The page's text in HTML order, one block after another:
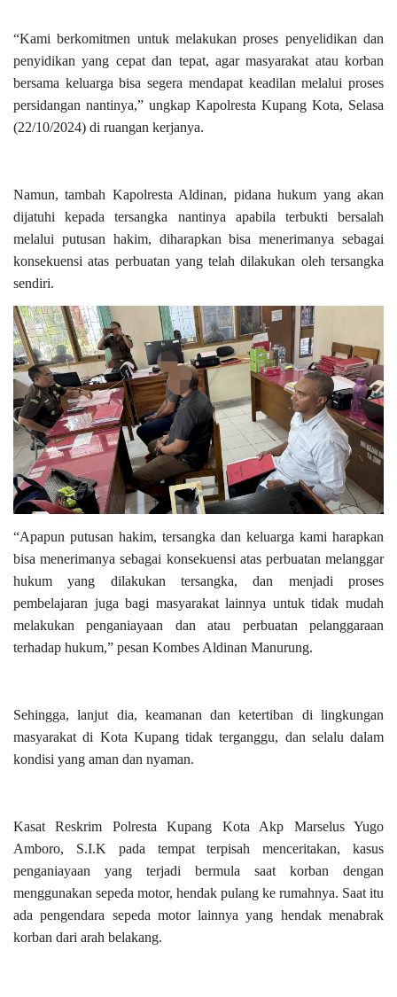
“Kami berkomitmen untuk melakukan proses penyelidikan dan
penyidikan yang cepat dan tepat, agar masyarakat atau korban
bersama keluarga bisa segera mendapat keadilan melalui proses
persidangan nantinya,” ungkap Kapolresta Kupang Kota, Selasa
(22/10/2024) di ruangan kerjanya.
Namun, tambah Kapolresta Aldinan, pidana hukum yang akan
dijatuhi kepada tersangka nantinya apabila terbukti bersalah
melalui putusan hakim, diharapkan bisa menerimanya sebagai
konsekuensi atas perbuatan yang telah dilakukan oleh tersangka
sendiri.
“Apapun putusan hakim, tersangka dan keluarga kami harapkan
bisa menerimanya sebagai konsekuensi atas perbuatan melanggar
hukum yang dilakukan tersangka, dan menjadi proses
pembelajaran juga bagi masyarakat lainnya untuk tidak mudah
melakukan penganiayaan dan atau perbuatan pelanggaraan
terhadap hukum,” pesan Kombes Aldinan Manurung.
Sehingga, lanjut dia, keamanan dan ketertiban di lingkungan
masyarakat di Kota Kupang tidak terganggu, dan selalu dalam
kondisi yang aman dan nyaman.
Kasat Reskrim Polresta Kupang Kota Akp Marselus Yugo
Amboro, S.I.K pada tempat terpisah menceritakan, kasus
penganiayaan yang terjadi bermula saat korban dengan
menggunakan sepeda motor, hendak pulang ke rumahnya. Saat itu
ada pengendara sepeda motor lainnya yang hendak menabrak
korban dari arah belakang.